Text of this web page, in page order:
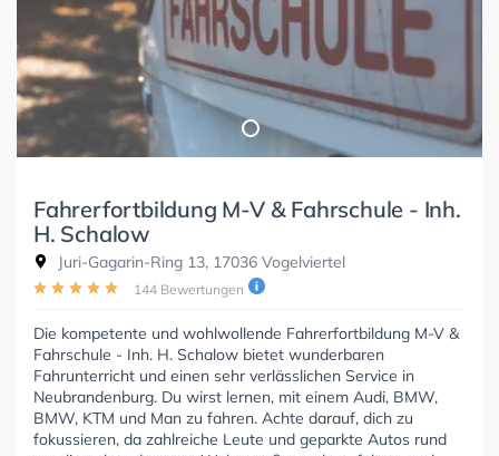
Fahrerfortbildung M-V & Fahrschule - Inh.
H. Schalow
Juri-Gagarin-Ring 13, 17036 Vogelviertel
144 Bewertungen
Die kompetente und wohlwollende Fahrerfortbildung M-V &
Fahrschule - Inh. H. Schalow bietet wunderbaren
Fahrunterricht und einen sehr verlässlichen Service in
Neubrandenburg. Du wirst lernen, mit einem Audi, BMW,
BMW, KTM und Man zu fahren. Achte darauf, dich zu
fokussieren, da zahlreiche Leute und geparkte Autos rund